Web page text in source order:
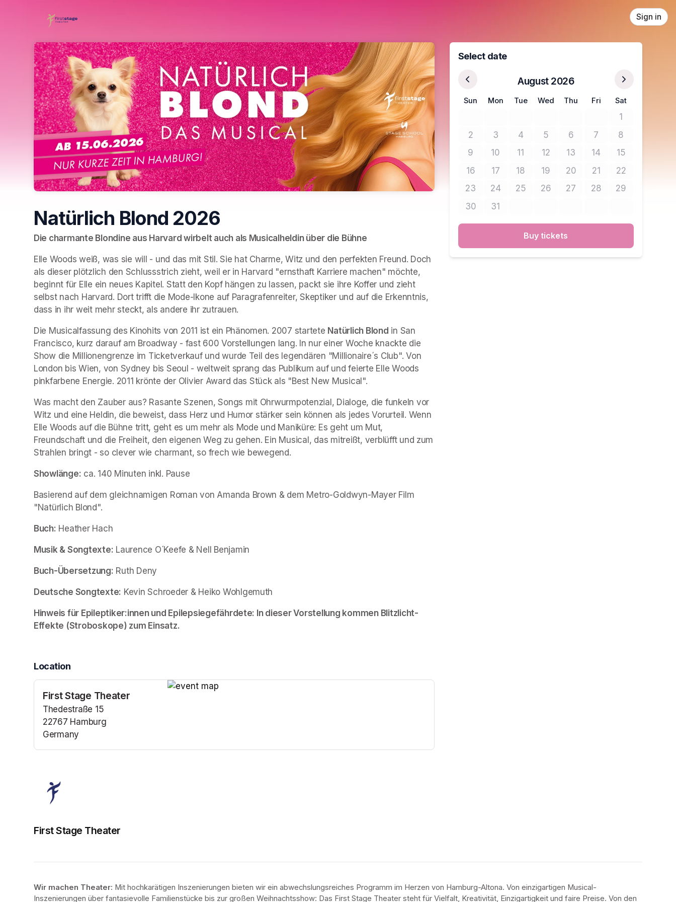
Sign in
Natürlich Blond 2026
Die charmante Blondine aus Harvard wirbelt auch als Musicalheldin über die Bühne
Elle Woods weiß, was sie will - und das mit Stil. Sie hat Charme, Witz und den perfekten Freund. Doch
als dieser plötzlich den Schlussstrich zieht, weil er in Harvard "ernsthaft Karriere machen" möchte,
beginnt für Elle ein neues Kapitel. Statt den Kopf hängen zu lassen, packt sie ihre Koffer und zieht
selbst nach Harvard. Dort trifft die Mode-Ikone auf Paragrafenreiter, Skeptiker und auf die Erkenntnis,
dass in ihr weit mehr steckt, als andere ihr zutrauen.
Die Musicalfassung des Kinohits von 2011 ist ein Phänomen. 2007 startete Natürlich Blond in San
Francisco, kurz darauf am Broadway - fast 600 Vorstellungen lang. In nur einer Woche knackte die
Show die Millionengrenze im Ticketverkauf und wurde Teil des legendären "Millionaire´s Club". Von
London bis Wien, von Sydney bis Seoul - weltweit sprang das Publikum auf und feierte Elle Woods
pinkfarbene Energie. 2011 krönte der Olivier Award das Stück als "Best New Musical".
Was macht den Zauber aus? Rasante Szenen, Songs mit Ohrwurmpotenzial, Dialoge, die funkeln vor
Witz und eine Heldin, die beweist, dass Herz und Humor stärker sein können als jedes Vorurteil. Wenn
Elle Woods auf die Bühne tritt, geht es um mehr als Mode und Maniküre: Es geht um Mut,
Freundschaft und die Freiheit, den eigenen Weg zu gehen. Ein Musical, das mitreißt, verblüfft und zum
Strahlen bringt - so clever wie charmant, so frech wie bewegend.
Showlänge: ca. 140 Minuten inkl. Pause
Basierend auf dem gleichnamigen Roman von Amanda Brown & dem Metro-Goldwyn-Mayer Film
"Natürlich Blond".
Buch: Heather Hach
Musik & Songtexte: Laurence O´Keefe & Nell Benjamin
Buch-Übersetzung: Ruth Deny
Deutsche Songtexte: Kevin Schroeder & Heiko Wohlgemuth
Hinweis für Epileptiker:innen und Epilepsiegefährdete: In dieser Vorstellung kommen Blitzlicht-
Effekte (Stroboskope) zum Einsatz.
Location
First Stage Theater
Thedestraße 15
22767 Hamburg
Germany
(opens in a new tab)
Select date
August 2026
Sun Mon Tue Wed Thu Fri Sat
1No tickets
2No tickets available
3No tickets available
4No tickets available
5No tickets available
6No tickets available
7No tickets available
8No tickets
9No tickets available
10No tickets available
11No tickets available
12No tickets available
13No tickets available
14No tickets available
15No tickets
16No tickets available
17No tickets available
18No tickets available
19No tickets available
20No tickets available
21No tickets available
22No tickets
23No tickets available
24No tickets available
25No tickets available
26No tickets available
27No tickets available
28No tickets available
29No tickets
30No tickets available
31No tickets available
Buy tickets
First Stage Theater
Wir machen Theater: Mit hochkarätigen Inszenierungen bieten wir ein abwechslungsreiches Programm im Herzen von Hamburg-Altona. Von einzigartigen Musical-
Inszenierungen über fantasievolle Familienstücke bis zur großen Weihnachtsshow: Das First Stage Theater steht für Vielfalt, Kreativität, Einzigartigkeit und faire Preise. Von den